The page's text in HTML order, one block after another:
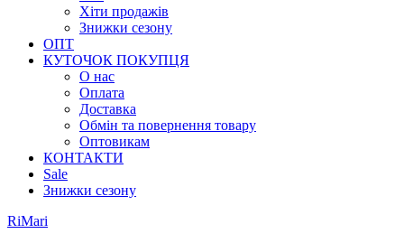
Хіти продажів
Знижки сезону
ОПТ
КУТОЧОК ПОКУПЦЯ
О нас
Оплата
Доставка
Обмін та повернення товару
Оптовикам
КОНТАКТИ
Sale
Знижки сезону
RiMari